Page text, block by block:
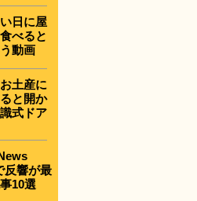
日に屋
べると
動画
土産に
と開か
式ドア
反響が最
10選